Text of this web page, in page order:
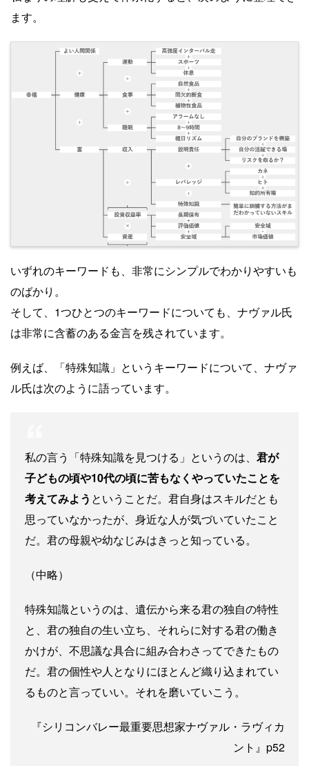
ます。
いずれのキーワードも、非常にシンプルでわかりやすいも
のばかり。
そして、1つひとつのキーワードについても、ナヴァル氏
は非常に含蓄のある金言を残されています。
例えば、「特殊知識」というキーワードについて、ナヴァ
ル氏は次のように語っています。
私の言う「特殊知識を見つける」というのは、 君が
子どもの頃や10代の頃に苦もなくやっていたことを
考えてみよう ということだ。君自身はスキルだとも
思っていなかったが、身近な人が気づいていたこと
だ。君の母親や幼なじみはきっと知っている。
（中略）
特殊知識というのは、遺伝から来る君の独自の特性
と、君の独自の生い立ち、それらに対する君の働き
かけが、不思議な具合に組み合わさってできたもの
だ。君の個性や人となりにほとんど織り込まれてい
るものと言っていい。それを磨いていこう。
『シリコンバレー最重要思想家ナヴァル・ラヴィカ
ント』p52